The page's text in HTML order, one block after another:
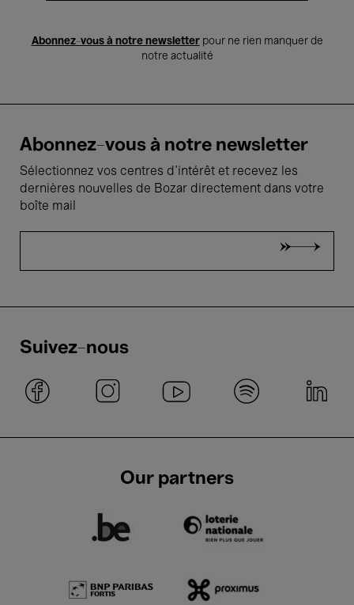
Abonnez-vous à notre newsletterpour ne rien manquer de
notre actualité
Abonnez-vous à notre newsletter
Sélectionnez vos centres d'intérêt et recevez les
dernières nouvelles de Bozar directement dans votre
boîte mail
Suivez-nous
Our partners